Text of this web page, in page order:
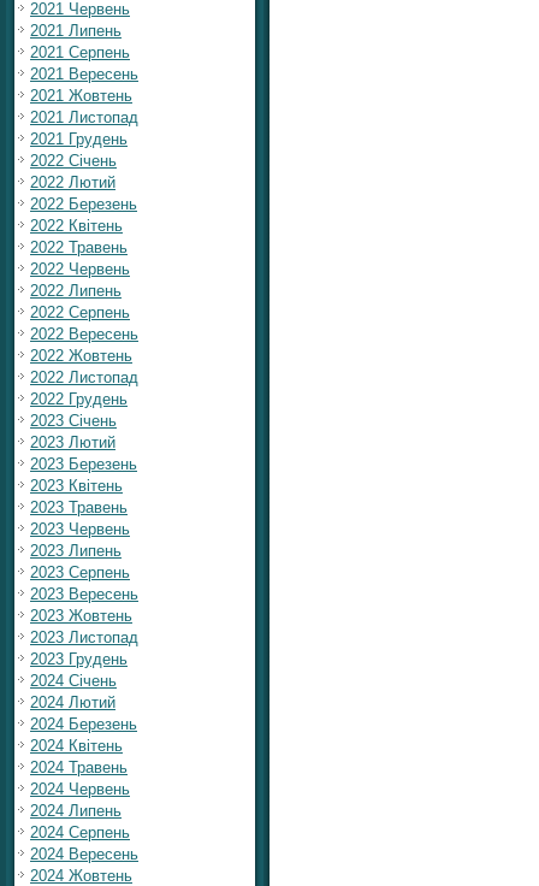
2021 Червень
2021 Липень
2021 Серпень
2021 Вересень
2021 Жовтень
2021 Листопад
2021 Грудень
2022 Січень
2022 Лютий
2022 Березень
2022 Квітень
2022 Травень
2022 Червень
2022 Липень
2022 Серпень
2022 Вересень
2022 Жовтень
2022 Листопад
2022 Грудень
2023 Січень
2023 Лютий
2023 Березень
2023 Квітень
2023 Травень
2023 Червень
2023 Липень
2023 Серпень
2023 Вересень
2023 Жовтень
2023 Листопад
2023 Грудень
2024 Січень
2024 Лютий
2024 Березень
2024 Квітень
2024 Травень
2024 Червень
2024 Липень
2024 Серпень
2024 Вересень
2024 Жовтень